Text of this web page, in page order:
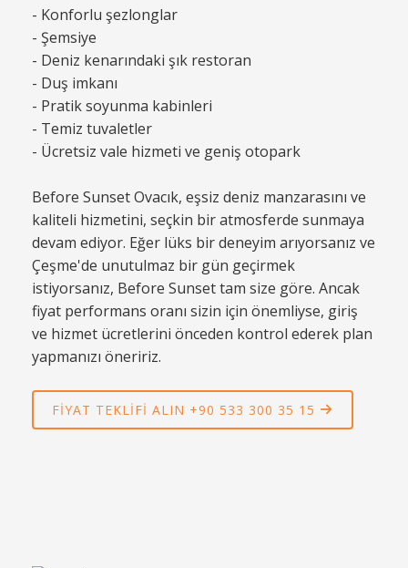
- Konforlu şezlonglar
- Şemsiye
- Deniz kenarındaki şık restoran
- Duş imkanı
- Pratik soyunma kabinleri
- Temiz tuvaletler
- Ücretsiz vale hizmeti ve geniş otopark
Before Sunset Ovacık, eşsiz deniz manzarasını ve
kaliteli hizmetini, seçkin bir atmosferde sunmaya
devam ediyor. Eğer lüks bir deneyim arıyorsanız ve
Çeşme'de unutulmaz bir gün geçirmek
istiyorsanız, Before Sunset tam size göre. Ancak
fiyat performans oranı sizin için önemliyse, giriş
ve hizmet ücretlerini önceden kontrol ederek plan
yapmanızı öneririz.
FIYAT TEKLIFI ALIN +90 533 300 35 15